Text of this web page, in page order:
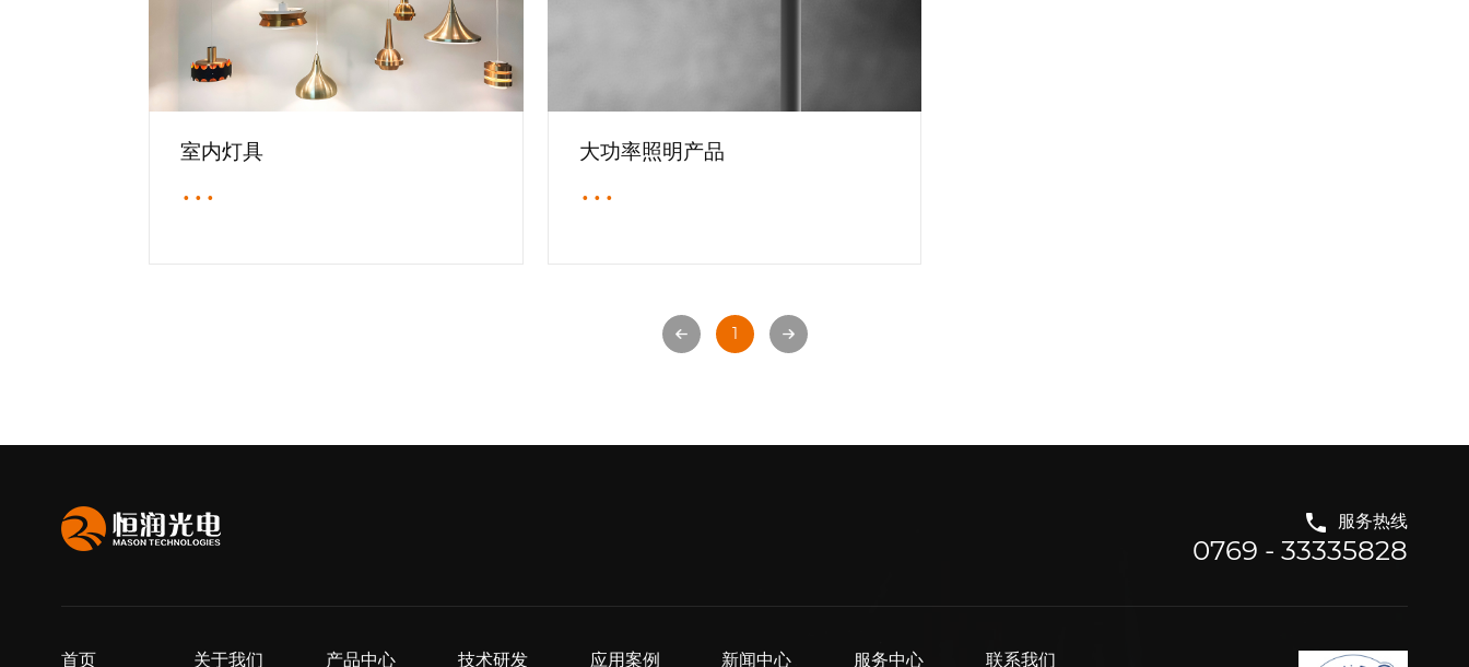
室内灯具
···
大功率照明产品
···
1
服务热线
0769 - 33335828
首页 关于我们 产品中心 技术研发 应用案例 新闻中心 服务中心 联系我们